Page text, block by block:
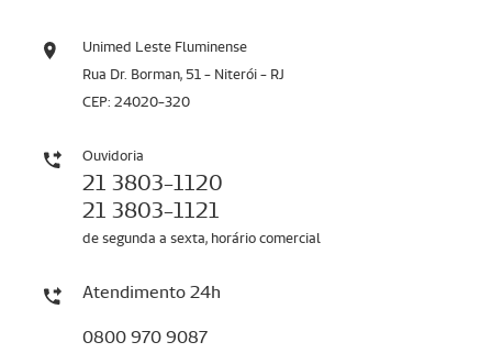
Unimed Leste Fluminense
Rua Dr. Borman, 51 - Niterói - RJ
CEP: 24020-320
Ouvidoria
21 3803-1120
21 3803-1121
de segunda a sexta, horário comercial
Atendimento 24h
0800 970 9087